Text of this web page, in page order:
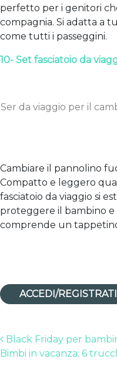
perfetto per i genitori
compagnia. Si adatta a
come tutti i passeggini.
10- Set fasciatoio da
Ser da viaggio per il
Cambiare il pannolino
Compatto e leggero
fasciatoio da viaggio si
proteggere il bambino e
comprende un
ACCEDI/REGISTRATI
Post
Black Friday per
Bimbi in vacanza: 6